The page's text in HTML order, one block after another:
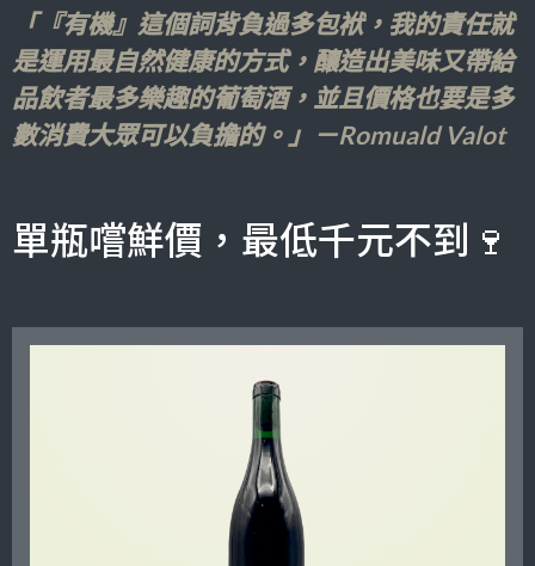
「『有機』這個詞背負過多包袱，我的責任就
是運用最自然健康的方式，釀造出美味又帶給
品飲者最多樂趣的葡萄酒，並且價格也要是多
數消費大眾可以負擔的。」－Romuald Valot
單瓶嚐鮮價，最低千元不到🍷